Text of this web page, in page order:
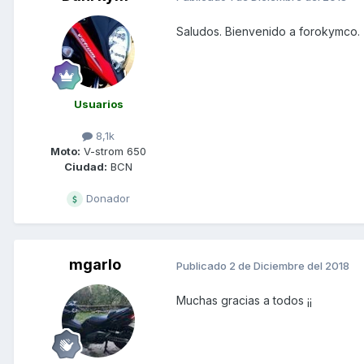
Usuarios
8,1k
Moto: V-strom 650
Ciudad: BCN
Donador
Saludos. Bienvenido a forokymco.
mgarlo Publicado 2 de Diciembre del 2018
Muchas gracias a todos ¡¡